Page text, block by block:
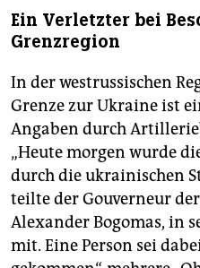
Ein Verletzter bei
Grenzregion
In der westrussischen
Grenze zur Ukraine ist
Angaben durch
„Heute morgen wurde
durch die ukrainischen
teilte der Gouverneur
Alexander Bogomas, in
mit. Eine Person sei